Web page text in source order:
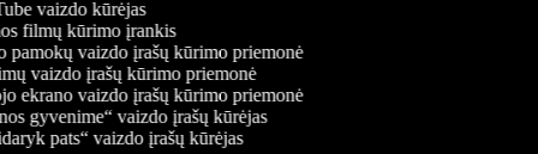
vaizdo kūrėjas
filmų kūrimo įrankis
vaizdo įrašų kūrimo priemonė
vaizdo įrašų kūrimo priemonė
ekrano vaizdo įrašų kūrimo priemonė
gyvenime“ vaizdo įrašų kūrėjas
pats“ vaizdo įrašų kūrėjas